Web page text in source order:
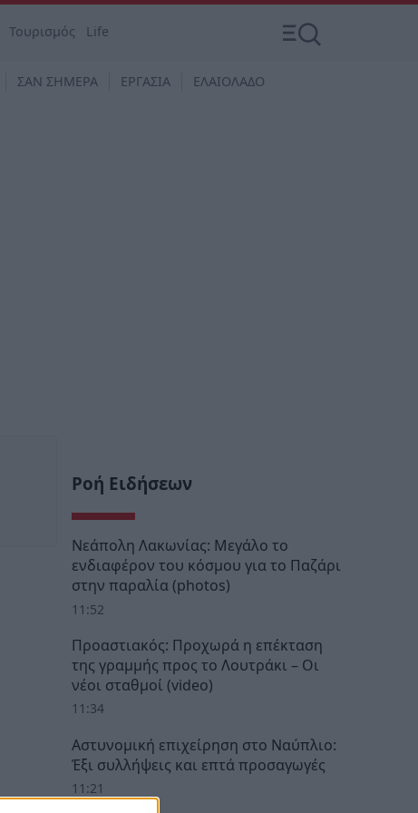
Τουρισμός Life
ΣΑΝ ΣΗΜΕΡΑ ΕΡΓΑΣΙΑ ΕΛΑΙΟΛΑΔΟ
Ροή Ειδήσεων
Νεάπολη Λακωνίας: Μεγάλο το
ενδιαφέρον του κόσμου για το Παζάρι
στην παραλία (photos)
11:52
Προαστιακός: Προχωρά η επέκταση
της γραμμής προς το Λουτράκι – Οι
νέοι σταθμοί (video)
11:34
Αστυνομική επιχείρηση στο Ναύπλιο:
Έξι συλλήψεις και επτά προσαγωγές
11:21